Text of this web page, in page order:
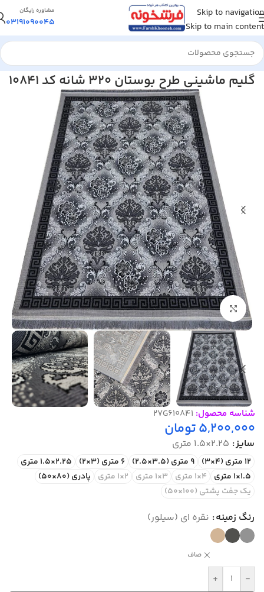
Skip to navigation
Skip to main content
مشاوره رایگان
03191090045
خانه/گلیم فرش ماشینی
گلیم ماشینی طرح بوستان 320 شانه کد 10841
بزرگنمایی تصویر
شناسه محصول: 27G610841
5,200,000تومان
سایز 2.25×1.5 متری
12 متری (4×3) 9 متری (3.5×2.5) 6 متری (3×2)
2.25×1.5 متری
1.5×1 متری
4×1 متری 3×1 متری 2×1 متری
پادری (80×50)
یک جفت پشتی (100×50)
رنگ زمینه نقره ای (سیلور)
صاف
-
+